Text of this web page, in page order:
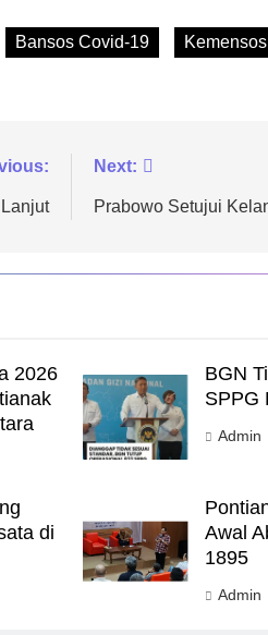
Bansos Covid-19 Kemensos
Next:
Prabowo Setujui
2026
BGN
SPPG
Admin
di
Awal
1895
Admin